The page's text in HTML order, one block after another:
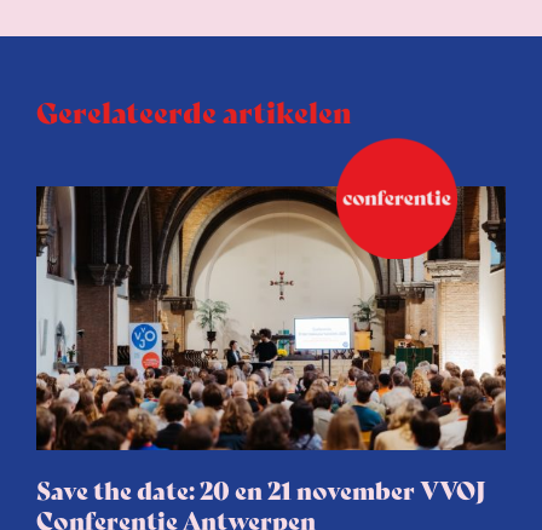
Gerelateerde artikelen
Save the date: 20 en 21 november VVOJ
Conferentie Antwerpen